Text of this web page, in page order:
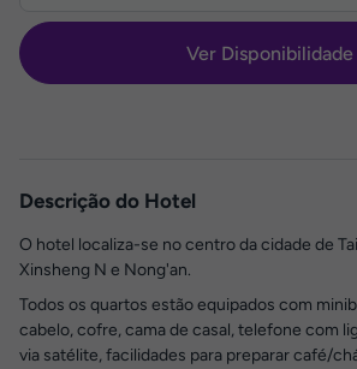
Ver Disponibilidade
Descrição do Hotel
O hotel localiza-se no centro da cidade de
Xinsheng N e Nong'an.
Todos os quartos estão equipados com
cabelo, cofre, cama de casal, telefone com
via satélite, facilidades para preparar café/